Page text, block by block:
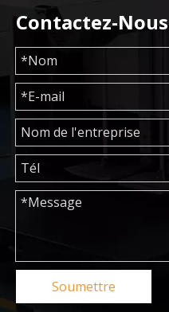
Contactez-Nous
Soumettre